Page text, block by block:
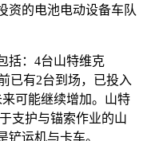
资的电池电动设备车队
括：4台山特维克
已有2台到场，已投入
可能继续增加。山特
支护与锚索作业的山
运机与卡车。